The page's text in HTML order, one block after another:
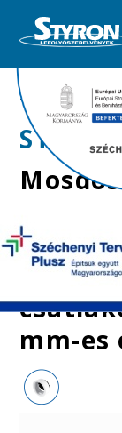
>>Mosdó
STY-
mm-es